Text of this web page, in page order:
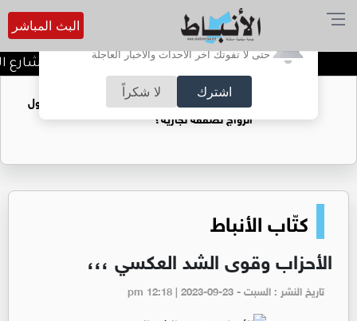
أترغب في تفعيل الإشعارات؟
حتى لا تفوتك آخر الأحداث والأخبار العاجلة
اشترك لا شكراً
البث المباشر
توقيف شبكات دعارة في شارع
فتيات يستغللنه لتحقيق مكاسب مادية.. هل تحول
الزواج لصفقة تجارية؟
كتّاب الأنباط
الأحزاب وقوى الشد العكسي ،،،
تاريخ النشر : السبت - pm 12:18 | 2023-09-23